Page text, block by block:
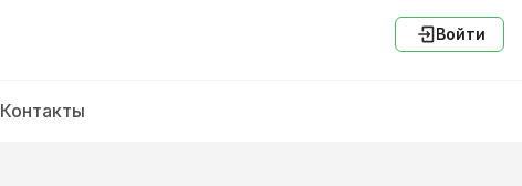
Войти
Контакты